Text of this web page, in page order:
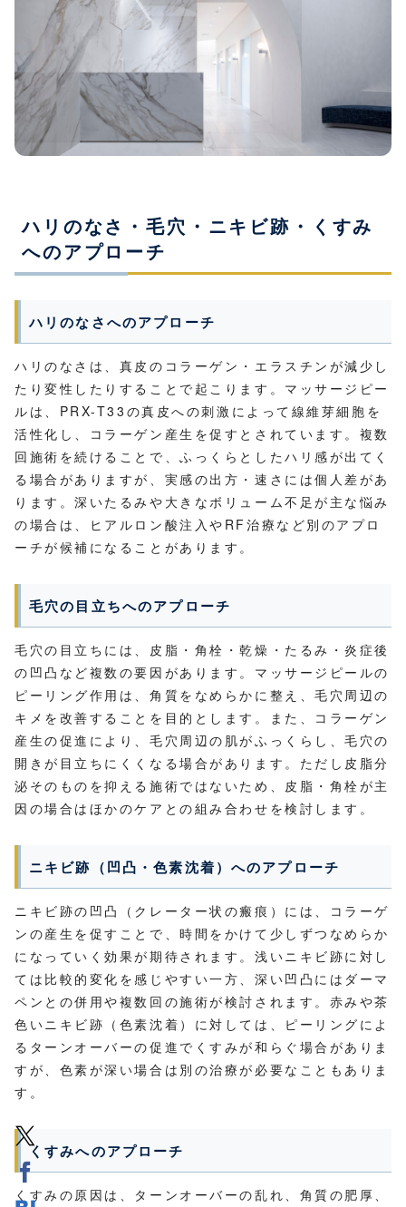
ハリのなさ・毛穴・ニキビ跡・くすみ
へのアプローチ
ハリのなさへのアプローチ
ハリのなさは、真皮のコラーゲン・エラスチンが減少し
たり変性したりすることで起こります。マッサージピー
ルは、PRX-T33の真皮への刺激によって線維芽細胞を
活性化し、コラーゲン産生を促すとされています。複数
回施術を続けることで、ふっくらとしたハリ感が出てく
る場合がありますが、実感の出方・速さには個人差があ
ります。深いたるみや大きなボリューム不足が主な悩み
の場合は、ヒアルロン酸注入やRF治療など別のアプロ
ーチが候補になることがあります。
毛穴の目立ちへのアプローチ
毛穴の目立ちには、皮脂・角栓・乾燥・たるみ・炎症後
の凹凸など複数の要因があります。マッサージピールの
ピーリング作用は、角質をなめらかに整え、毛穴周辺の
キメを改善することを目的とします。また、コラーゲン
産生の促進により、毛穴周辺の肌がふっくらし、毛穴の
開きが目立ちにくくなる場合があります。ただし皮脂分
泌そのものを抑える施術ではないため、皮脂・角栓が主
因の場合はほかのケアとの組み合わせを検討します。
ニキビ跡（凹凸・色素沈着）へのアプローチ
ニキビ跡の凹凸（クレーター状の瘢痕）には、コラーゲ
ンの産生を促すことで、時間をかけて少しずつなめらか
になっていく効果が期待されます。浅いニキビ跡に対し
ては比較的変化を感じやすい一方、深い凹凸にはダーマ
ペンとの併用や複数回の施術が検討されます。赤みや茶
色いニキビ跡（色素沈着）に対しては、ピーリングによ
るターンオーバーの促進でくすみが和らぐ場合がありま
すが、色素が深い場合は別の治療が必要なこともありま
す。
くすみへのアプローチ
くすみの原因は、ターンオーバーの乱れ、角質の肥厚、